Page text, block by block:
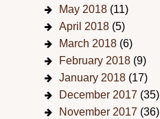
May 2018 (11)
April 2018 (5)
March 2018 (6)
February 2018 (9)
January 2018 (17)
December 2017 (35)
November 2017 (36)